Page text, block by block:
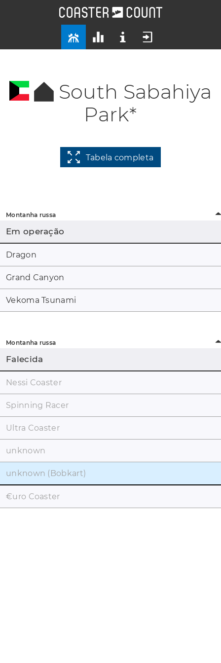
South Sabahiya
Park*
Tabela completa
Montanha russa
Em operação
Dragon
Grand Canyon
Vekoma Tsunami
Montanha russa
Falecida
Nessi Coaster
Spinning Racer
Ultra Coaster
unknown
unknown (Bobkart)
€uro Coaster